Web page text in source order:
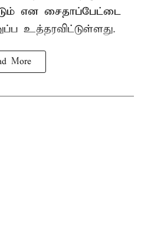
என சைதாப்பேட்டை
உத்தரவிட்டுள்ளது.
More